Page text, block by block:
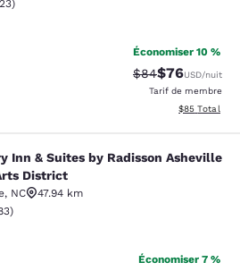
)
Économiser 10 %
Tarif barré :
$84Tarif réduit :
$76USD/nuit
Tarif de membre
Afficher les
$85 Total
Suites by Radisson
Inn & Suites by Radisson Asheville
District
, NC
47.94 km
Excellent. 483 commentaires
)
Économiser 7 %